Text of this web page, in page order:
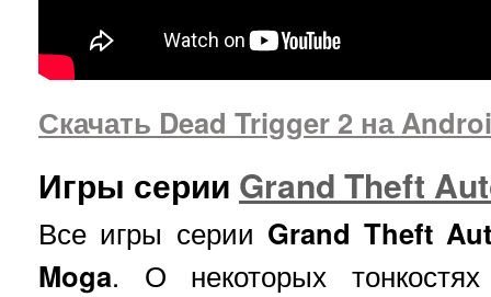
Скачать Dead Trigger 2 на
Игры серии Grand Theft
Все игры серии Grand Theft
Moga. О некоторых